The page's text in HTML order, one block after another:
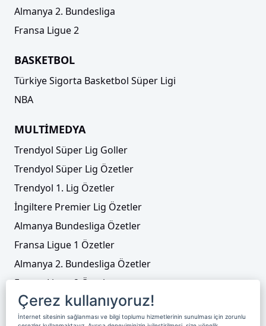
Almanya 2. Bundesliga
Fransa Ligue 2
BASKETBOL
Türkiye Sigorta Basketbol Süper Ligi
NBA
MULTİMEDYA
Trendyol Süper Lig Goller
Trendyol Süper Lig Özetler
Trendyol 1. Lig Özetler
İngiltere Premier Lig Özetler
Almanya Bundesliga Özetler
Fransa Ligue 1 Özetler
Almanya 2. Bundesliga Özetler
Fransa Ligue 2 Özetler
Tenis
Video Liste
Çerez kullanıyoruz!
İnternet sitesinin sağlanması ve bilgi toplumu hizmetlerinin sunulması için zorunlu